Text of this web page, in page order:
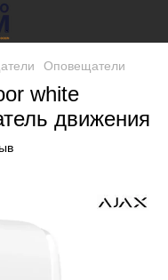
Оповещатели
white
движения